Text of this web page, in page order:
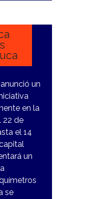
un
en la
22 de
el 14
un
se